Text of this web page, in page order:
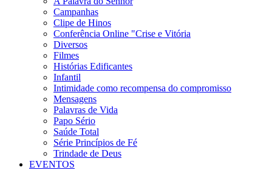
Campanhas
Clipe de Hinos
Conferência Online "Crise e Vitória
Diversos
Filmes
Histórias Edificantes
Infantil
Intimidade como recompensa do compromisso
Mensagens
Palavras de Vida
Papo Sério
Saúde Total
Série Princípios de Fé
Trindade de Deus
EVENTOS